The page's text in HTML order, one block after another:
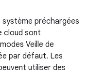
système préchargées
cloud sont
Veille de
par défaut. Les
utiliser des